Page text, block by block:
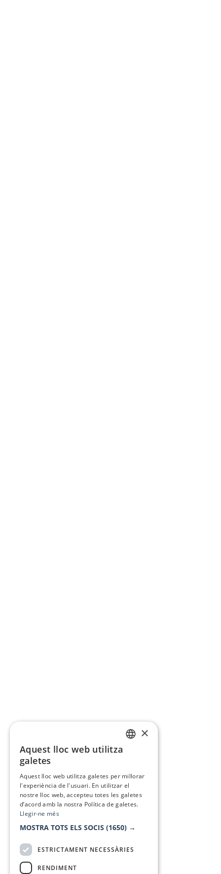
×
Aquest lloc web utilitza
galetes
Aquest lloc web utilitza galetes per millorar
l'experiència de l'usuari. En utilitzar el
nostre lloc web, accepteu totes les galetes
d’acord amb la nostra Política de galetes.
Llegir-ne més
MOSTRA TOTS ELS SOCIS (1650) →
ESTRICTAMENT NECESSÀRIES
RENDIMENT